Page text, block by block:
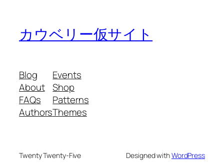
カウベリー仮サイト
Blog
About
FAQs
Authors
Events
Shop
Patterns
Themes
Twenty Twenty-Five Designed withWordPress